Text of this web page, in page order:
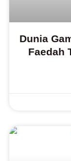
Dunia
Faedah